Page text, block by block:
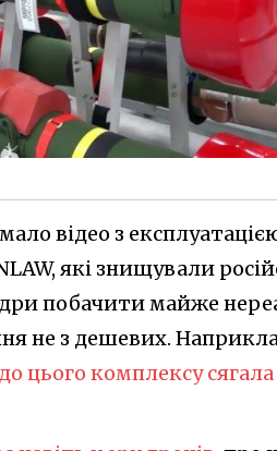
відео з
які знищували
побачити майже
не з дешевих.
цього комплексу